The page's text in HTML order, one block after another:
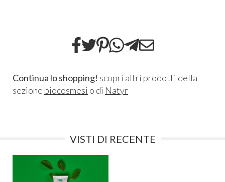
Continua lo shopping! scopri altri prodotti della
sezione biocosmesi o di Natyr
VISTI DI RECENTE